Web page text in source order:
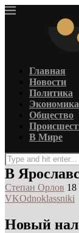
Главная
Новости
Политика
Экономика
Общество
В Мире
В
Степан Орлов
VKOdnoklassniki
Новый